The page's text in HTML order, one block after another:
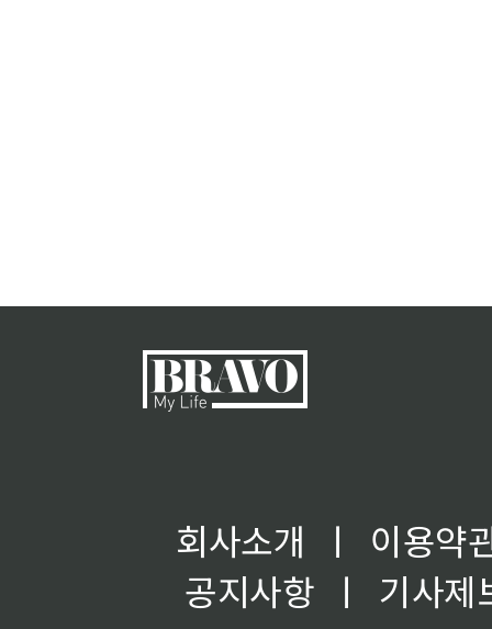
회사소개 ㅣ
이용약
공지사항
ㅣ
기사제